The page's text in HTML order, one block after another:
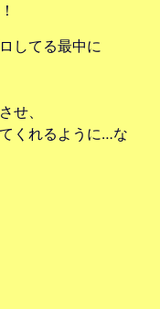
してる最中に
せ、
くれるように…な